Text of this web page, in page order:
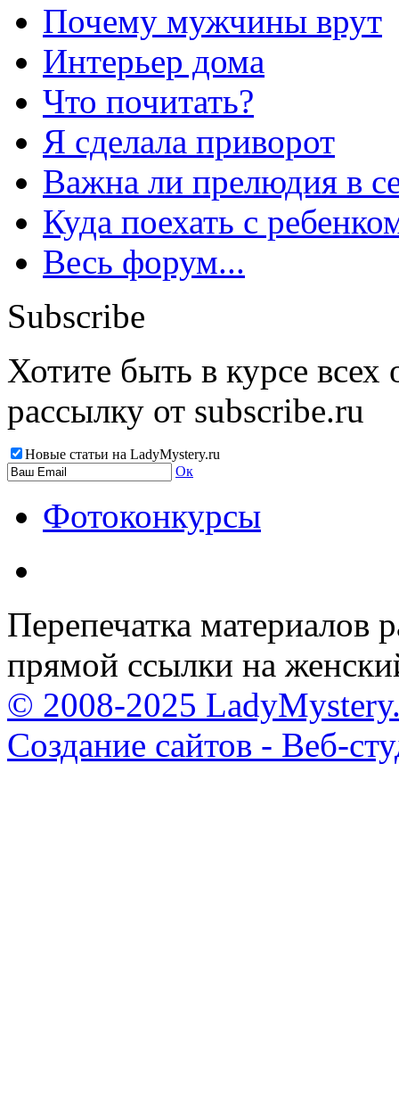
Почему мужчины врут
Интерьер дома
Что почитать?
Я сделала приворот
Важна ли прелюдия в
Куда поехать с
Весь форум...
Subscribe
Хотите быть в курсе
рассылку от subscribe.ru
Новые статьи на LadyMystery.ru
Ок
Фотоконкурсы
Перепечатка материалов
прямой ссылки на
© 2008-2025
Создание сайтов - Веб-